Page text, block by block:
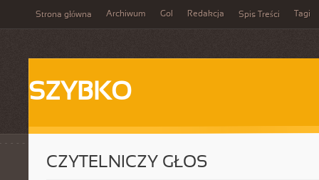
Strona główna Archiwum Gol Redakcja Spis Treści Tagi
SZYBKO
CZYTELNICZY GŁOS